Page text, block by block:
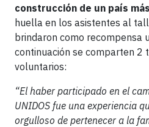
construcción de un país
huella en los asistentes al
brindaron como recompensa
continuación se comparten 2
voluntarios:
“El haber participado en el
UNIDOS fue una experiencia
orgulloso de pertenecer a la